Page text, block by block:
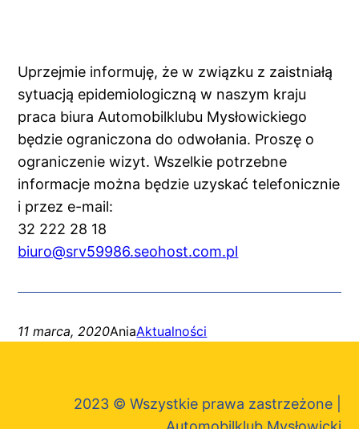
Uprzejmie informuję, że w związku z zaistniałą
sytuacją epidemiologiczną w naszym kraju
praca biura Automobilklubu Mysłowickiego
będzie ograniczona do odwołania. Proszę o
ograniczenie wizyt. Wszelkie potrzebne
informacje można będzie uzyskać telefonicznie
i przez e-mail:
32 222 28 18
biuro@srv59986.seohost.com.pl
11 marca, 2020AniaAktualności
2023 © Wszystkie prawa zastrzeżone |